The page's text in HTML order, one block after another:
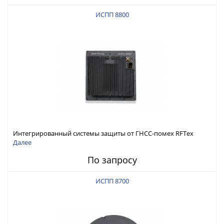
ИСПП 8800
Интегрированный системы защиты от ГНСС-помех RFТех
ИСПП 8800
Далее
По запросу
ИСПП 8700